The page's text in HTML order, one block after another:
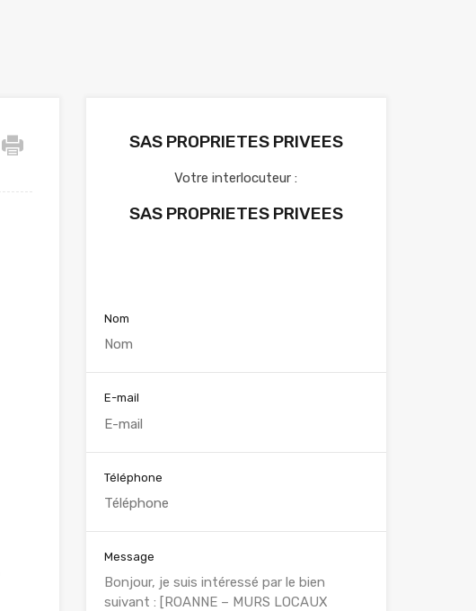
SAS PROPRIETES PRIVEES
Votre interlocuteur :
SAS PROPRIETES PRIVEES
Nom
E-mail
Téléphone
Message